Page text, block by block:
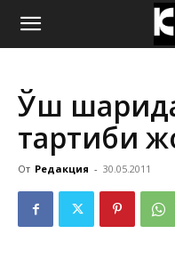
ҚИРҒИЗИСТОН
ЯНГИЛИКЛАРИ
Ўш
тартиби
От Редакция - 30.05.2011